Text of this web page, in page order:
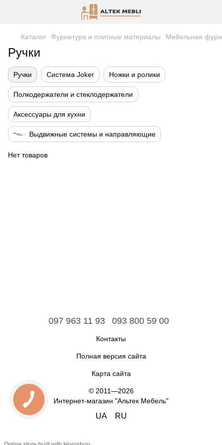
Каталог Фурнитура и плитные материалы Мебельная
Ручки
Ручки Система Joker Ножки и ролики
Полкодержатели и стеклодержатели
Аксессуары для кухни
Выдвижные системы и направляющие
Нет товаров
097 963 11 93 093 800 59 00
Контакты
Полная версия сайта
Карта сайта
© 2011—2026
Интернет-магазин "Альтек Мебель"
UA RU